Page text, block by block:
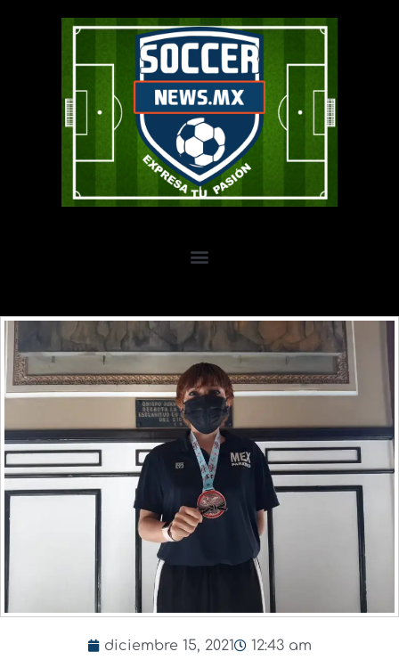
diciembre 15, 2021 12:43 am